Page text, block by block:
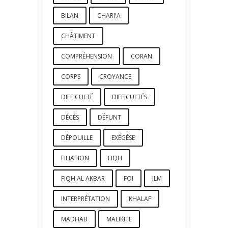
BILAN CHARI'A
CHÂTIMENT
COMPRÉHENSION CORAN
CORPS CROYANCE
DIFFICULTÉ DIFFICULTÉS
DÉCÈS DÉFUNT
DÉPOUILLE EXÉGÈSE
FILIATION FIQH
FIQH AL AKBAR FOI ILM
INTERPRÉTATION KHALAF
MADHAB MALIKITE